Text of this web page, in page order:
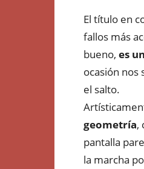
El título en
fallos más
bueno, es
ocasión nos
el salto.
geometría,
pantalla
la marcha